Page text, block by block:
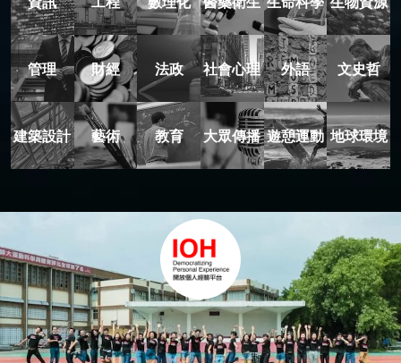
管理 財經 法政 社會心理 外語 文史哲
建築設計 藝術 教育 大眾傳播 遊憩運動 地球環境